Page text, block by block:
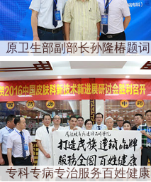
原卫生部副部长孙隆椿题词
专科专病专治服务百姓健康